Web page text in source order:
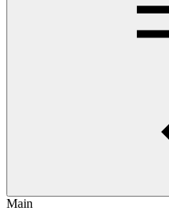
Main